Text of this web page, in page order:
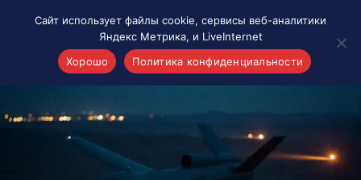
Материалы о Рязани и области
Проекты 7 инфо
Здоровье
Сайт использует файлы cookie, сервисы веб-аналитики
Яндекс Метрика, и LiveInternet
Хорошо
Политика конфиденциальности